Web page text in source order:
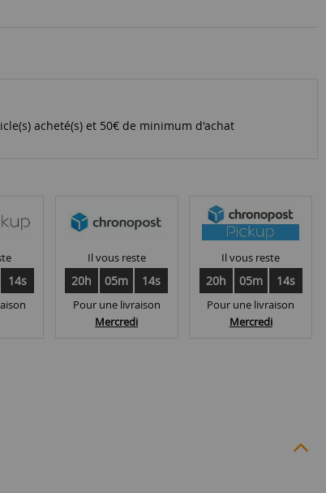
acheté(s) et 50€ de minimum d'achat
13s
Il vous reste
20h 05m 13s
Pour une livraison
Mercredi
Il vous reste
20h 05m 13s
Pour une livraison
Mercredi